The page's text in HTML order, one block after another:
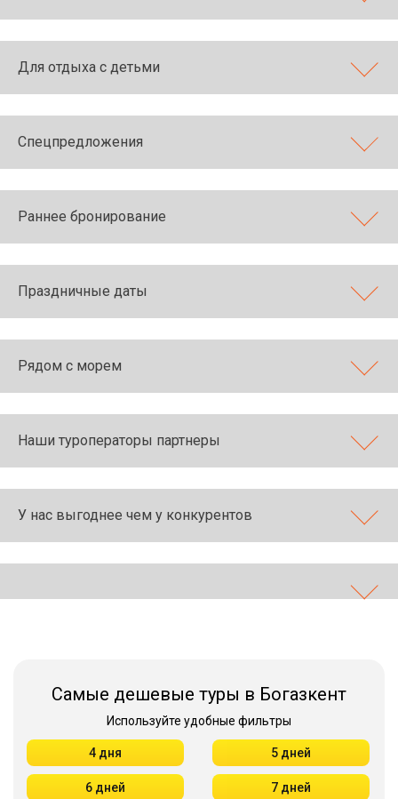
Для отдыха с детьми
Спецпредложения
Раннее бронирование
Праздничные даты
Рядом с морем
Наши туроператоры партнеры
У нас выгоднее чем у конкурентов
Самые дешевые туры в Богазкент
Используйте удобные фильтры
4 дня 5 дней
6 дней 7 дней